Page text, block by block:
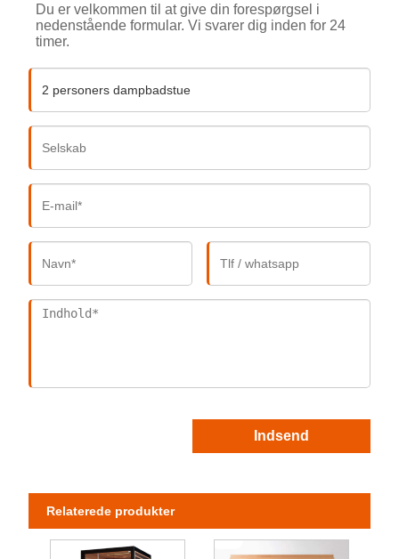
Du er velkommen til at give din forespørgsel i
nedenstående formular. Vi svarer dig inden for 24
timer.
Indsend
Relaterede produkter